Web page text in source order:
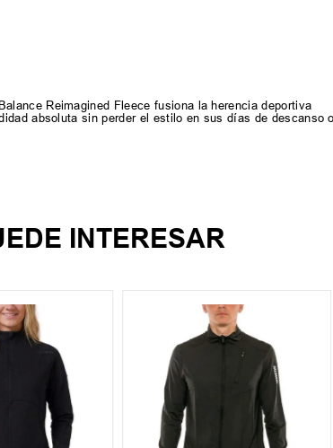
Reimagined Fleece fusiona la herencia deportiva
absoluta sin perder el estilo en sus días de descanso o
INTERESAR